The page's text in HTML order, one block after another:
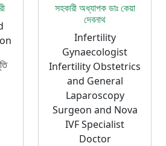
সহকারী অধ্যাপক ডাঃ কেয়া
দেবনাথ
Infertility
Gynaecologist
Infertility Obstetrics
and General
Laparoscopy
Surgeon and Nova
IVF Specialist
Doctor